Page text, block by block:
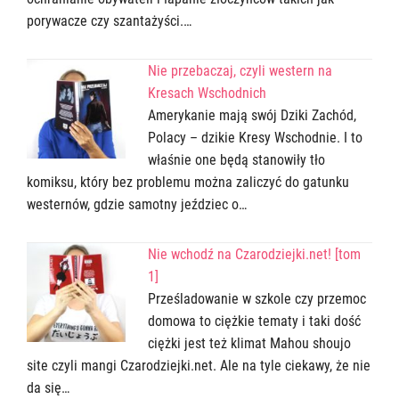
porywacze czy szantażyści.…
Nie przebaczaj, czyli western na
Kresach Wschodnich
Amerykanie mają swój Dziki Zachód,
Polacy – dzikie Kresy Wschodnie. I to
właśnie one będą stanowiły tło
komiksu, który bez problemu można zaliczyć do gatunku
westernów, gdzie samotny jeździec o…
Nie wchodź na Czarodziejki.net! [tom
1]
Prześladowanie w szkole czy przemoc
domowa to ciężkie tematy i taki dość
ciężki jest też klimat Mahou shoujo
site czyli mangi Czarodziejki.net. Ale na tyle ciekawy, że nie
da się…